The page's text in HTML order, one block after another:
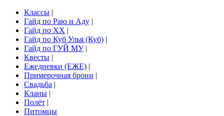
Классы |
Гайд по Раю и Аду |
Гайд по ХХ |
Гайд по Куб Улья (Куб) |
Гайд по ГУЙ МУ|
Квесты |
Ежедневки (ЕЖЕ) |
Примерочная брони |
Свадьба |
Кланы |
Полёт |
Питомцы